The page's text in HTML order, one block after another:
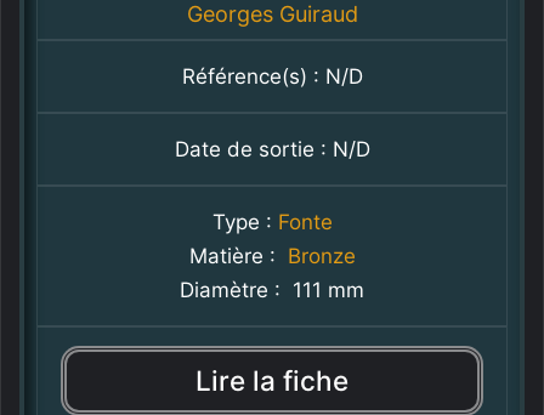
Georges Guiraud
Référence(s) : N/D
Date de sortie : N/D
Type : Fonte
Matière : Bronze
Diamètre : 111 mm
Lire la fiche